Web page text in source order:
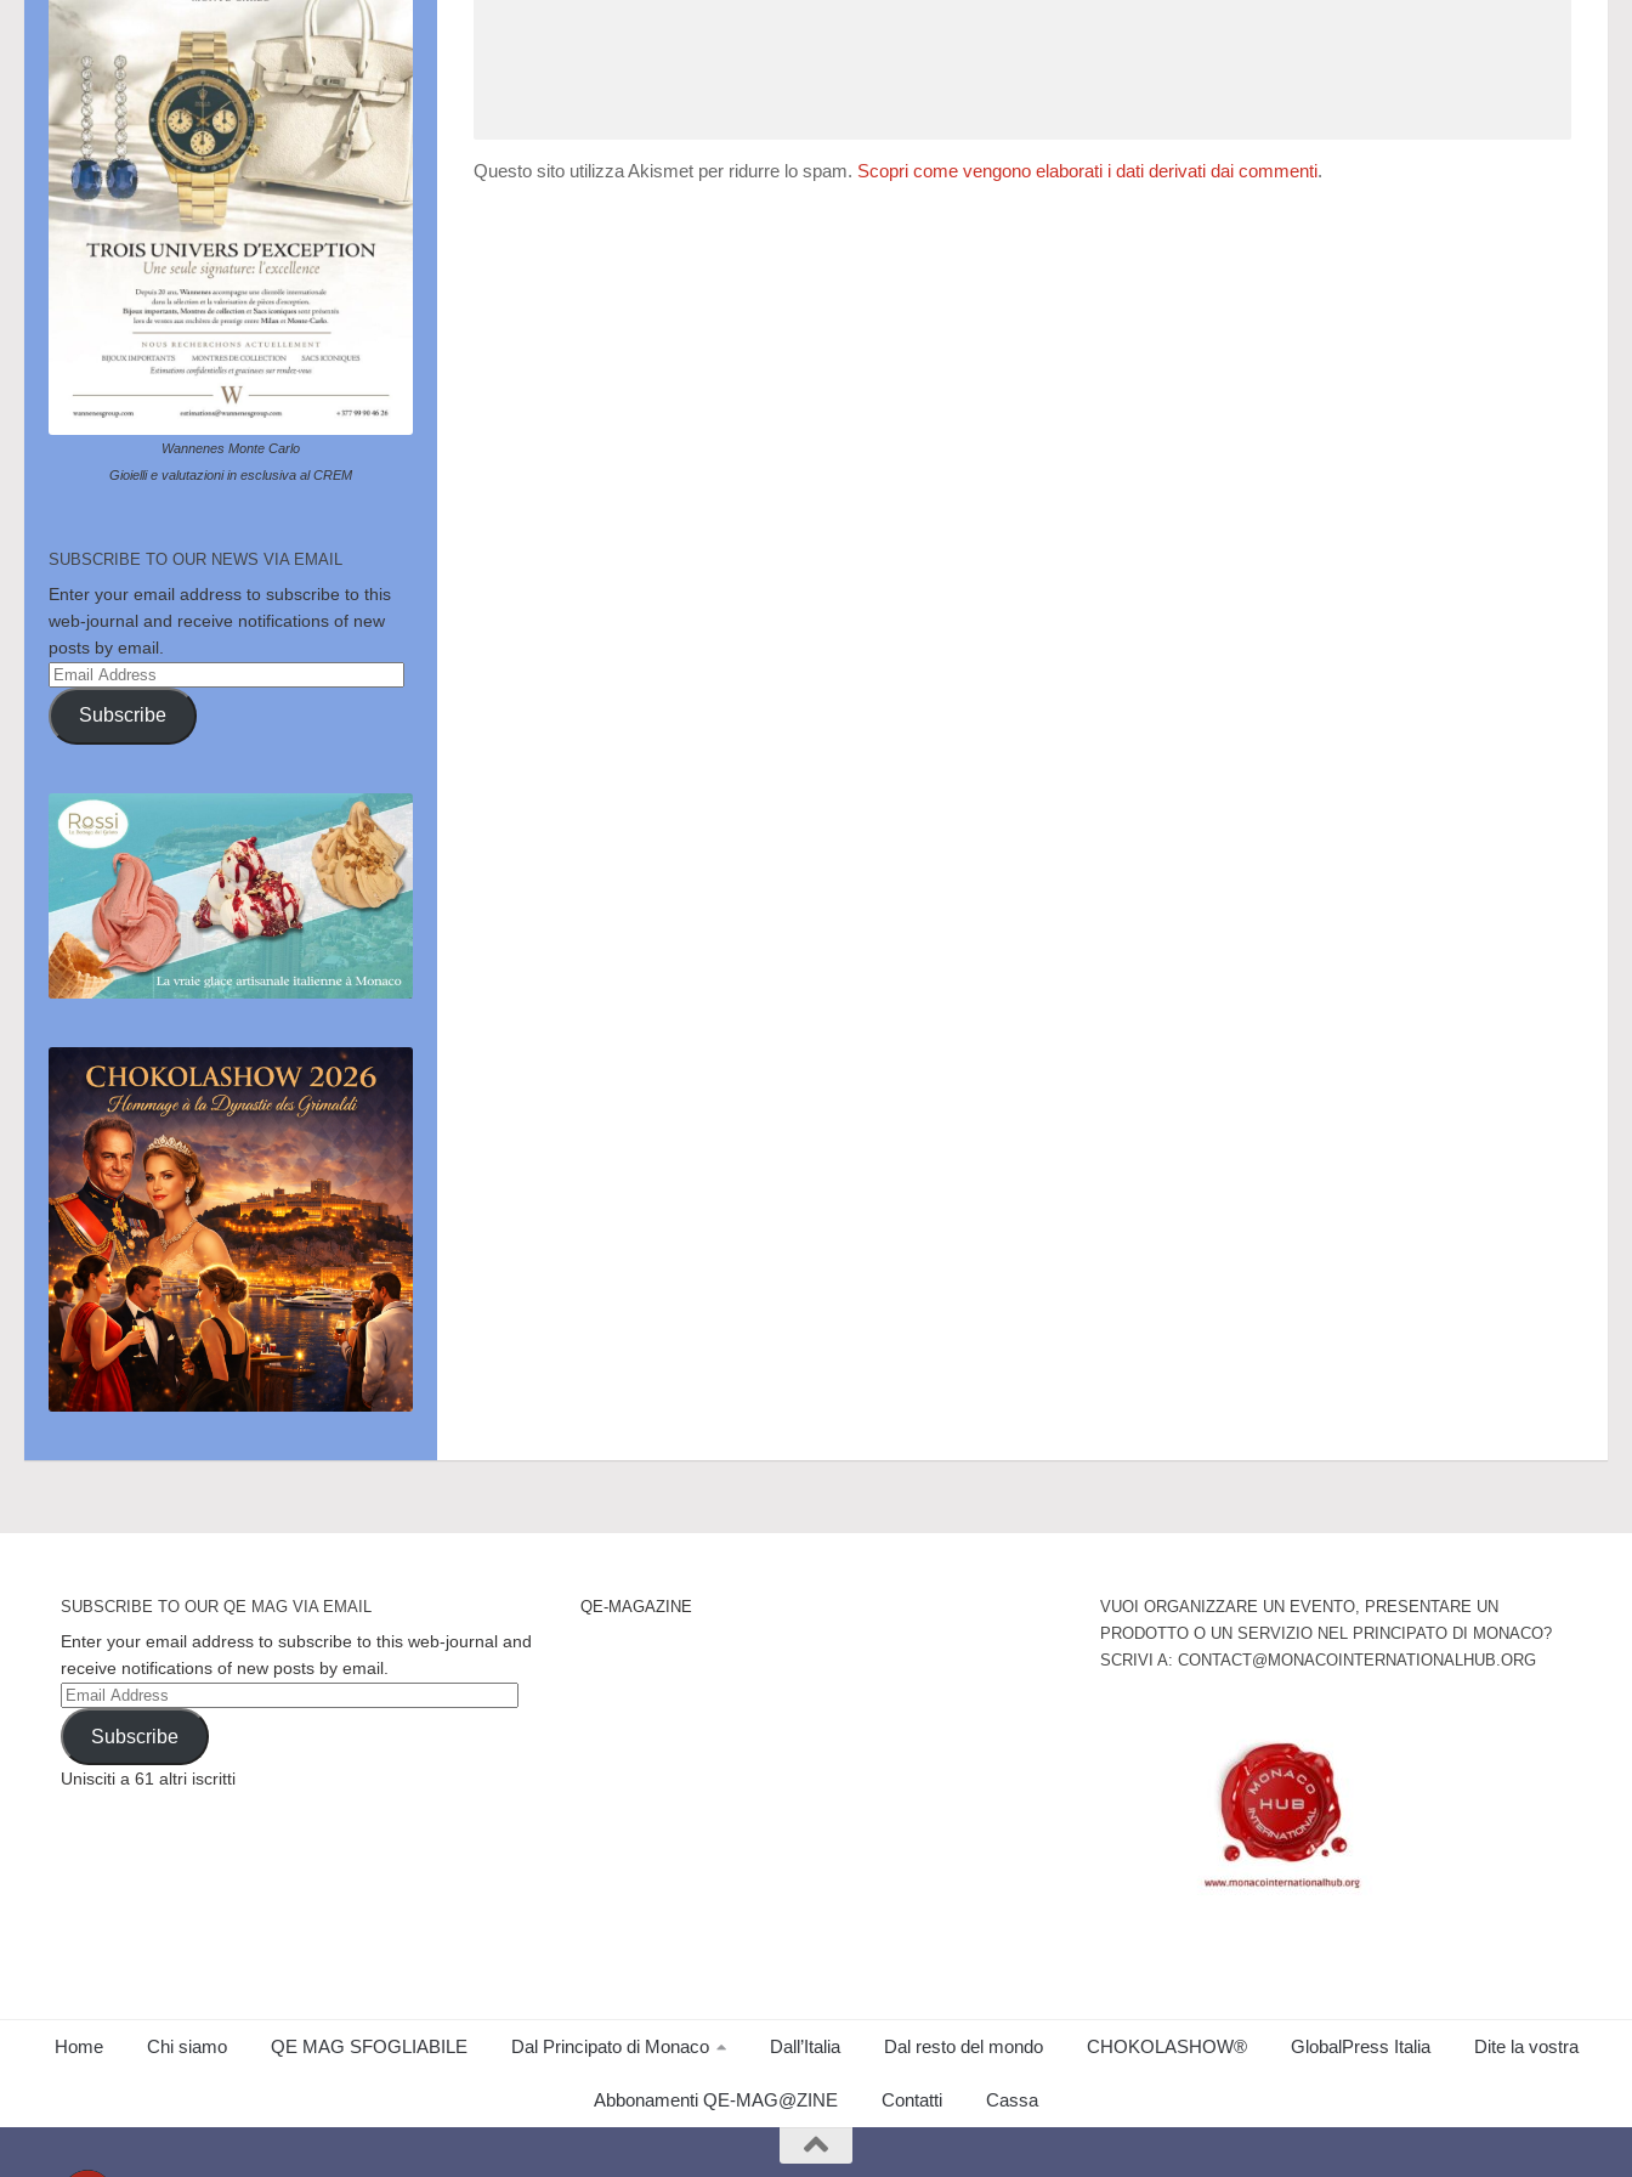
Questo sito utilizza Akismet per ridurre lo spam. Scopri come vengono elaborati i dati derivati dai commenti.
Wannenes Monte Carlo
Gioielli e valutazioni in esclusiva al CREM
SUBSCRIBE TO OUR NEWS VIA EMAIL
Enter your email address to subscribe to this
web-journal and receive notifications of new
posts by email.
Email
Address
Subscribe
SUBSCRIBE TO OUR QE MAG VIA EMAIL
Enter your email address to subscribe to this web-journal and
receive notifications of new posts by email.
Email
Address
Subscribe
Unisciti a 61 altri iscritti
QE-MAGAZINE
VUOI ORGANIZZARE UN EVENTO, PRESENTARE UN
PRODOTTO O UN SERVIZIO NEL PRINCIPATO DI MONACO?
SCRIVI A: CONTACT@MONACOINTERNATIONALHUB.ORG
Home Chi siamo QE MAG SFOGLIABILE Dal Principato di Monaco Dall’Italia Dal resto del mondo CHOKOLASHOW® GlobalPress Italia Dite la vostra
Abbonamenti QE-MAG@ZINE Contatti Cassa